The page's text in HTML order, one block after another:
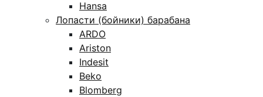
Hansa
Лопасти (бойники) барабана
ARDO
Ariston
Indesit
Beko
Blomberg